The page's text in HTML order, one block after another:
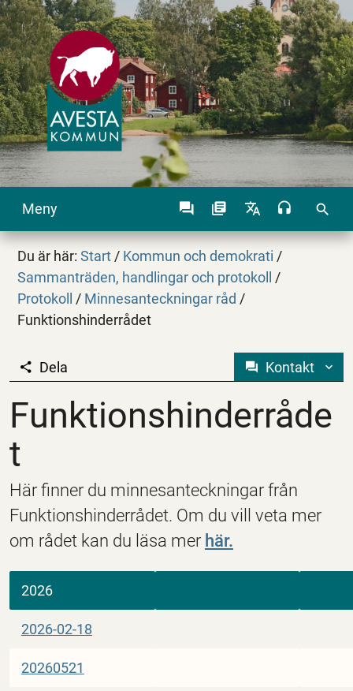
Meny search
Du är här:Start / Kommun och demokrati /
Sammanträden, handlingar och protokoll
/
Protokoll
/ Minnesanteckningar råd /
Funktionshinderrådet
Funktionshinderrådet
Dela Kontakt
Funktionshinderråde
t
Här finner du minnesanteckningar från
Funktionshinderrådet. Om du vill veta mer
om rådet kan du läsa mer här.
2026
2026-02-18
20260521